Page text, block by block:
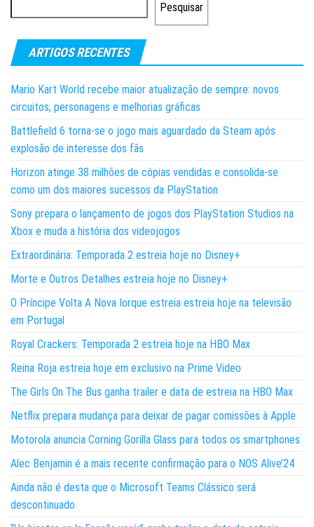
Pesquisar
ARTIGOS RECENTES
Mario Kart World recebe maior atualização de sempre: novos
circuitos, personagens e melhorias gráficas
Battlefield 6 torna-se o jogo mais aguardado da Steam após
explosão de interesse dos fãs
Horizon atinge 38 milhões de cópias vendidas e consolida-se
como um dos maiores sucessos da PlayStation
Sony prepara o lançamento de jogos dos PlayStation Studios na
Xbox e muda a história dos videojogos
Extraordinária: Temporada 2 estreia hoje no Disney+
Morte e Outros Detalhes estreia hoje no Disney+
O Príncipe Volta A Nova Iorque estreia estreia hoje na televisão
em Portugal
Royal Crackers: Temporada 2 estreia hoje na HBO Max
Reina Roja estreia hoje em exclusivo na Prime Video
The Girls On The Bus ganha trailer e data de estreia na HBO Max
Netflix prepara mudança para deixar de pagar comissões à Apple
Motorola anuncia Corning Gorilla Glass para todos os smartphones
Alec Benjamin é a mais recente confirmação para o NOS Alive’24
Ainda não é desta que o Microsoft Teams Clássico será
descontinuado